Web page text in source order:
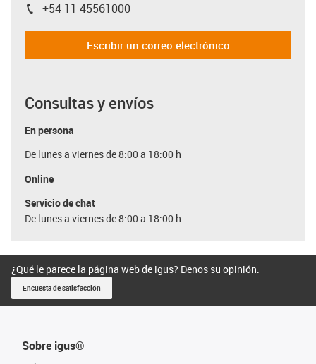
igus-icon-phone
+54 11 45561000
Escribir un correo electrónico
Consultas y envíos
En persona
De lunes a viernes de 8:00 a 18:00 h
Online
Servicio de chat
De lunes a viernes de 8:00 a 18:00 h
¿Qué le parece la página web de igus? Denos su opinión.
Encuesta de satisfacción
Sobre igus®